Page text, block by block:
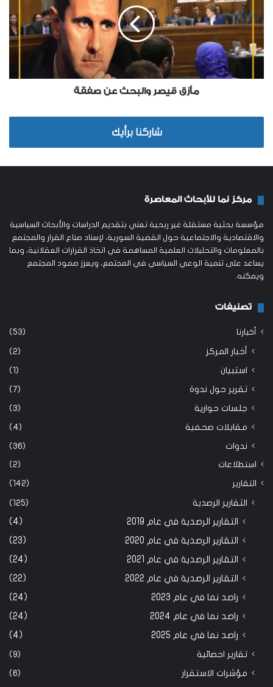
مأزق قيصر والبحث عن صفقة
شاركنا برأيك
مركز نما للأبحاث المعاصرة
مؤسسة بحثية مستقلة غير ربحية تعني بتقديم الدراسات والأبحاث السياسية
والاقتصادية والاجتماعية حول القضية السورية، لإسناد صناع القرار والمجتمع
بالمعلومات والتحليلات العلمية المساهمة في اتخاذ القرارات العقلانية، وبما
يساعد على تنمية الوعي السياسي في المجتمع، ويعزز صمود المجتمع
ويمكنه.
تصنيفات
أخبارنا (53)
أخبار المركز (2)
استبيان (1)
تقرير حول ندوة (7)
جلسات حوارية (3)
مقابلات صحفية (4)
ندوات (36)
استطلاعات (2)
التقارير (142)
التقارير الرصدية (125)
التقارير الرصدية في عام 2019
(4)
التقارير الرصدية في عام 2020
(23)
التقارير الرصدية في عام 2021
(24)
التقارير الرصدية في عام 2022
(22)
راصد نما في عام 2023
(24)
راصد نما في عام 2024
(24)
راصد نما في عام 2025
(4)
تقارير احصائية (9)
مؤشرات الاستقرار (6)